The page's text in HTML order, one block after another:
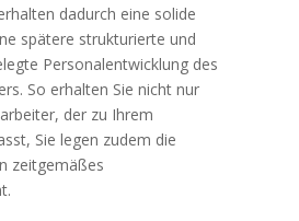
dadurch eine solide
spätere strukturierte und
Personalentwicklung des
So erhalten Sie nicht nur
der zu Ihrem
Sie legen zudem die
zeitgemäßes